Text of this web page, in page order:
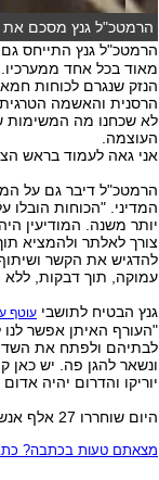
הרמטכ"ל גנץ מסכם את
הרמטכ"ל גנץ התייחס
מאוד בכל אחד ממערכיו.
הנזק שנגרם לכוחות
הרסנית והאשמה הטרגית
לא שכחנו מה המשימות
העוצמה.
אני גאה לעמוד בראש
הרמטכ"ל דיבר גם על
המדיני. "הכוחות הובלו
יותר משנה. המודיעין
צורך לאלתר ולהמציא
להדגיש את הקשר
עמוקה, תוך דבקות, ללא
גנץ הבטיח לתושבי עוטף
"העורף האיתן אפשר לנו
לבתיהם ולפתח את
ונשאר להגן פה. יש
יוריקו והדרום יהיה אדום
היום שוחררו 27 אלף אנשי מילואים ו-55 אלף עדיין ממשיכים בשירותם.
מצאתם טעות בכתבה?